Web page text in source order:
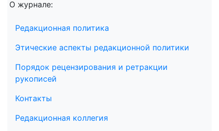
О журнале:
Редакционная политика
Этические аспекты редакционной политики
Порядок рецензирования и ретракции
рукописей
Контакты
Редакционная коллегия